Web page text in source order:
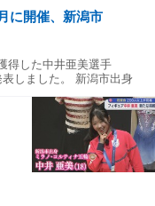
ぷり聞いてきまし
した。 ■大石悠貴ア
んな方々から祝われて
亜美選手(18) 「五輪
らたくさん『おめで
アナウンサー 「ゆっく
つに行ったりや取材を
大石悠貴アナウンサー
だまだ実感がわかな
んな言葉をかけられ
いる。久しぶりに家に
きるので、幸せな時
違う？」 ■中井亜美
もいたし、街を見る
に開催、新潟市
得した中井亜美選手
しました。 新潟市出身
回、中井選手に贈られ
勇気や感動を与えた
賞です。 ■新潟市 中原
うことになりましたの
績をたたえられるとい
選手が小学生のころに
アリーナ』で6月11